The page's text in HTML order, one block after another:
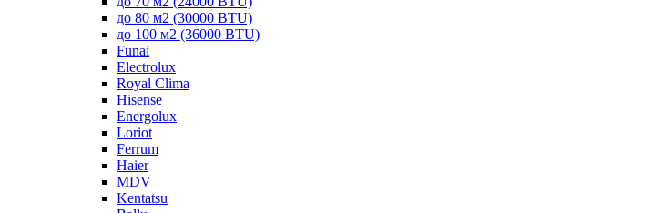
до 80 м2 (30000 BTU)
до 100 м2 (36000 BTU)
Funai
Electrolux
Royal Clima
Hisense
Energolux
Loriot
Ferrum
Haier
MDV
Kentatsu